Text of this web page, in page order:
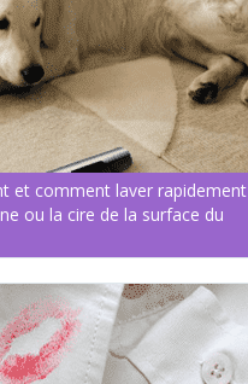
et comment laver rapidement
ou la cire de la surface du